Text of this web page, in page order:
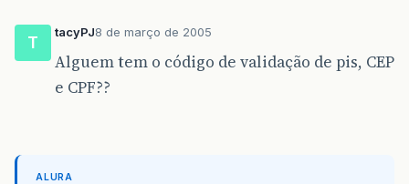
T
tacyPJ8 de março de 2005
Alguem tem o código de validação de pis, CEP
e CPF??
ALURA